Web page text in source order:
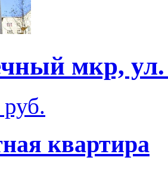
мкр,
квартира